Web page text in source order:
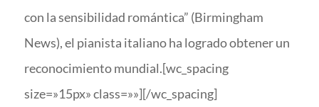
con la sensibilidad romántica” (Birmingham
News), el pianista italiano ha logrado obtener un
reconocimiento mundial.[wc_spacing
size=»15px» class=»»][/wc_spacing]